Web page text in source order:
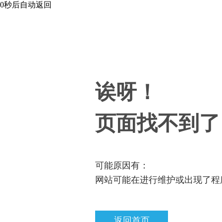
0秒后自动返回
诶呀！
页面找不到了
可能原因有：
网站可能在进行维护或出现了